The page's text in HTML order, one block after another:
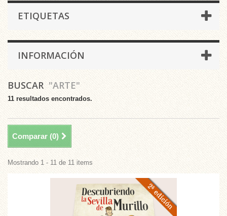
ETIQUETAS
INFORMACIÓN
BUSCAR "ARTE"
11 resultados encontrados.
Comparar (0)
Mostrando 1 - 11 de 11 items